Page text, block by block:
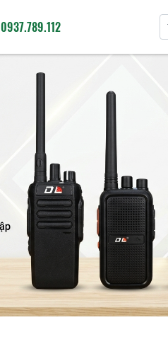
0937.789.112